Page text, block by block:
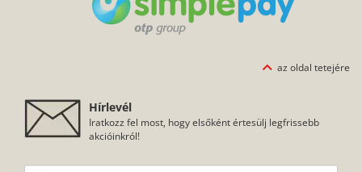
az oldal tetejére
Hírlevél
Iratkozz fel most, hogy elsőként értesülj legfrissebb
akcióinkról!